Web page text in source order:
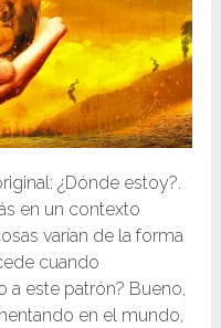
¿Dónde estoy?.
en un contexto
varían de la forma
cuando
este patrón? Bueno,
en el mundo,